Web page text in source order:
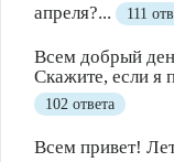
апреля?...
111
Всем добрый
Скажите, если я
102 ответа
Всем привет!